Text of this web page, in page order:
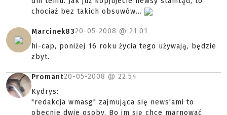
chociaż bez takich obsuwów...
Marcinek8320-05-2008 @ 21:01
hi-cap, poniżej 16 roku życia tego używają, będzie
zbyt.
Promant20-05-2008 @ 22:54
Kydrys:
"redakcja wmasg" zajmująca się news'ami to
obecnie dwie osoby. Bo im się chce marnować